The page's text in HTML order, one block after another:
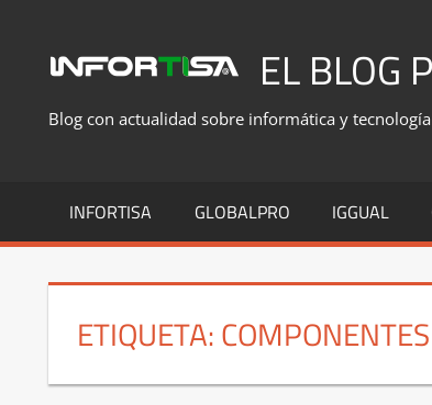
contenido
EL BLOG
Blog con actualidad sobre informática y
INFORTISA GLOBALPRO IGGUAL
ETIQUETA:COMPONENTES